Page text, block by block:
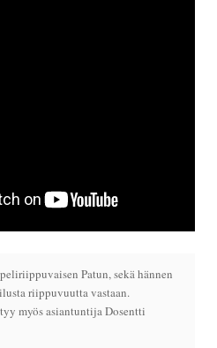
Patun, sekä hännen
riippuvuutta vastaan.
myös asiantuntija Dosentti